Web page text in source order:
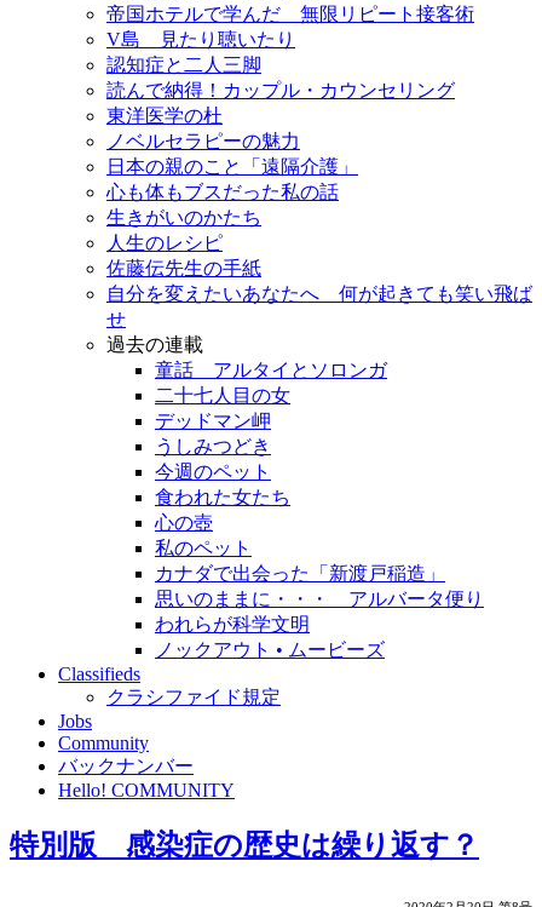
帝国ホテルで学んだ 無限リピート接客術
V島 見たり聴いたり
認知症と二人三脚
読んで納得！カップル・カウンセリング
東洋医学の杜
ノベルセラピーの魅力
日本の親のこと「遠隔介護」
心も体もブスだった私の話
生きがいのかたち
人生のレシピ
佐藤伝先生の手紙
自分を変えたいあなたへ 何が起きても笑い飛ば
せ
過去の連載
童話 アルタイとソロンガ
二十七人目の女
デッドマン岬
うしみつどき
今週のペット
食われた女たち
心の壺
私のペット
カナダで出会った「新渡戸稲造」
思いのままに・・・ アルバータ便り
われらが科学文明
ノックアウト • ムービーズ
Classifieds
クラシファイド規定
Jobs
Community
バックナンバー
Hello! COMMUNITY
特別版 感染症の歴史は繰り返す？